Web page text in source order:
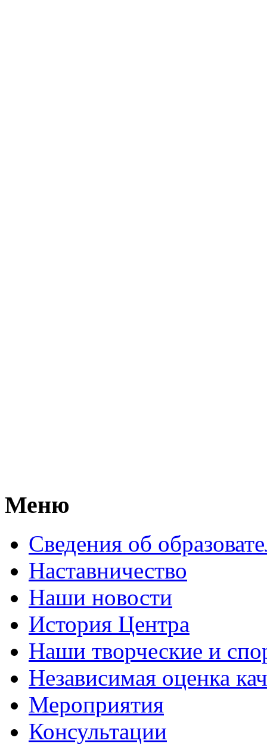
Меню
Сведения об
Наставничество
Наши новости
История Центра
Наши творческие и
Независимая оценка
Мероприятия
Консультации